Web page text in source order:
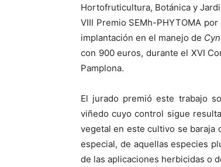
Hortofruticultura, Botánica y
VIII Premio SEMh-PHYTOMA
implantación en el manejo de
con 900 euros, durante el XVI
Pamplona.
El jurado premió este trabajo
viñedo cuyo control sigue
vegetal en este cultivo se baraja
especial, de aquellas especies
de las aplicaciones herbicidas o